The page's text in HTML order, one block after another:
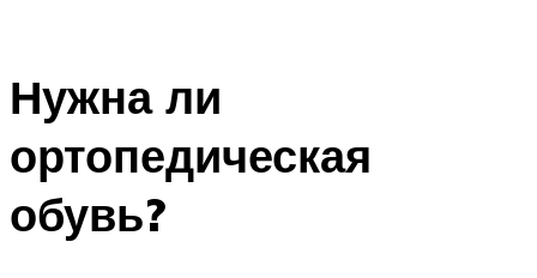
Нужна ли
ортопедическая
обувь?